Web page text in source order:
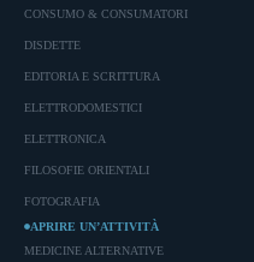
CONSUMO & CONSUMATORI
DISDETTE
EDITORIA E SCRITTURA
ELETTRODOMESTICI
ELETTRONICA
FILOSOFIE ORIENTALI
FOTOGRAFIA
APRIRE UN’ATTIVITÀ
MEDICINE ALTERNATIVE